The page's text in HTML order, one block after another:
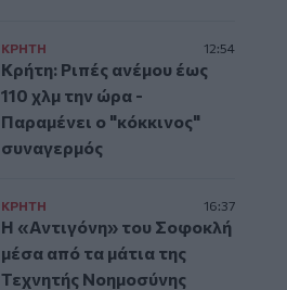
ΚΡΗΤΗ 12:54
Κρήτη: Ριπές ανέμου έως
110 χλμ την ώρα -
Παραμένει ο "κόκκινος"
συναγερμός
ΚΡΗΤΗ 16:37
Η «Αντιγόνη» του Σοφοκλή
μέσα από τα μάτια της
Τεχνητής Νοημοσύνης